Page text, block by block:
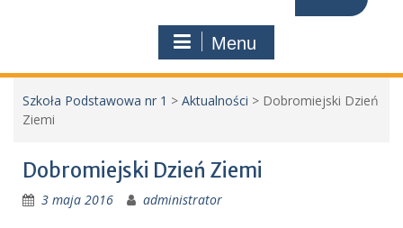
Menu
Szkoła Podstawowa nr 1 > Aktualności > Dobromiejski Dzień
Ziemi
Dobromiejski Dzień Ziemi
3 maja 2016 administrator